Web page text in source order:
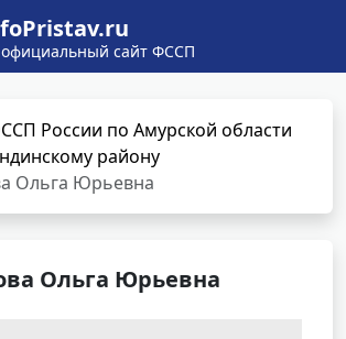
сайт ФССП
России по Амурской области
району
Ольга Юрьевна
Ольга Юрьевна